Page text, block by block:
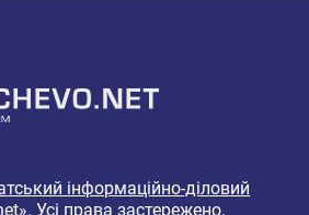
інформаційно-діловий
. Усі права застережено.